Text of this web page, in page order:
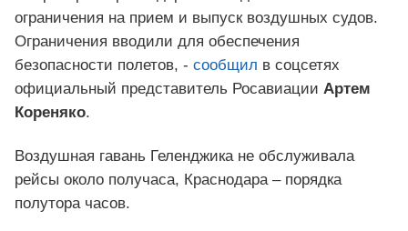
ограничения на прием и выпуск воздушных судов.
Ограничения вводили для обеспечения
безопасности полетов, - сообщил в соцсетях
официальный представитель Росавиации Артем
Кореняко.
Воздушная гавань Геленджика не обслуживала
рейсы около получаса, Краснодара – порядка
полутора часов.